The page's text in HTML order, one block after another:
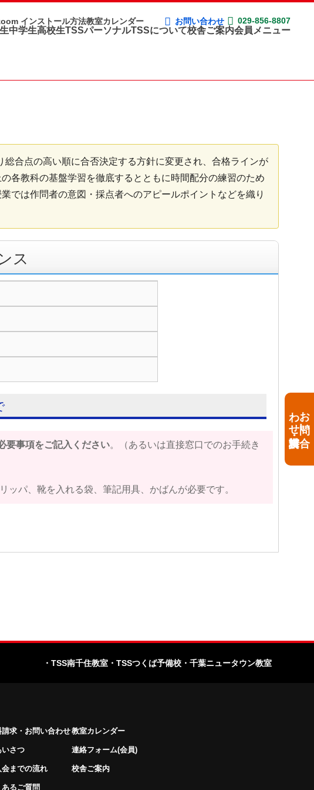
インストール方法教室カレンダー お問い合わせ 029-856-8807
中学生高校生TSSパーソナルTSSについて校舎ご案内会員メニュー
お
問い
合
わ
せ
・資料請求
合点の高い順に合否決定する方針に変更され、合格ラインが
各教科の基盤学習を徹底するとともに時間配分の練習のため
では作問者の意図・採点者へのアピールポイントなどを織り
ス
要事項をご記入ください。（あるいは直接窓口でのお手続き
ッパ、靴を入れる袋、筆記用具、かばんが必要です。
・TSS南千住教室 ・TSSつくば予備校 ・千葉ニュータウン教室
請求・お問い合わせ
いさつ
会までの流れ
あるご質問
教室カレンダー
連絡フォーム(会員)
校舎ご案内